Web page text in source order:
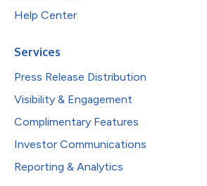
Help Center
Services
Press Release Distribution
Visibility & Engagement
Complimentary Features
Investor Communications
Reporting & Analytics